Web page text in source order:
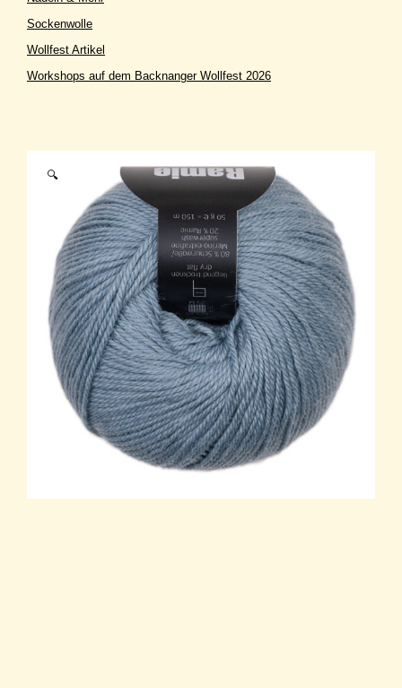
🔍
Sockenwolle
Wollfest Artikel
Workshops auf dem Backnanger Wollfest 2026